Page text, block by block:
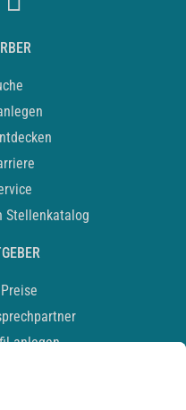
Stellenkatalog
anlegen